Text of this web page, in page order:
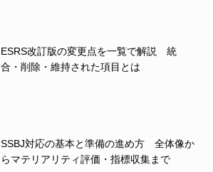
ESRS改訂版の変更点を一覧で解説 統
合・削除・維持された項目とは
SSBJ対応の基本と準備の進め方 全体像か
らマテリアリティ評価・指標収集まで